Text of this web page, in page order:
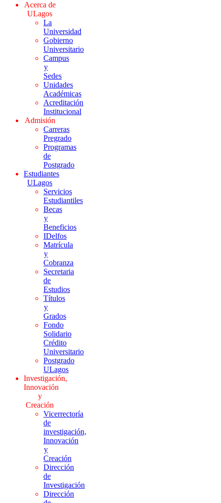
Acerca de
ULagos
La
Universidad
Gobierno
Universitario
Campus
y
Sedes
Unidades
Académicas
Acreditación
Institucional
Admisión
Carreras
Pregrado
Programas
de
Postgrado
Estudiantes
ULagos
Servicios
Estudiantiles
Becas
y
Beneficios
IDelfos
Matrícula
y
Cobranza
Secretaria
de
Estudios
Títulos
y
Grados
Fondo
Solidario
Crédito
Universitario
Postgrado
ULagos
Investigación,
Innovación
y
Creación
Vicerrectoría
de
investigación,
Innovación
y
Creación
Dirección
de
Investigación
Dirección